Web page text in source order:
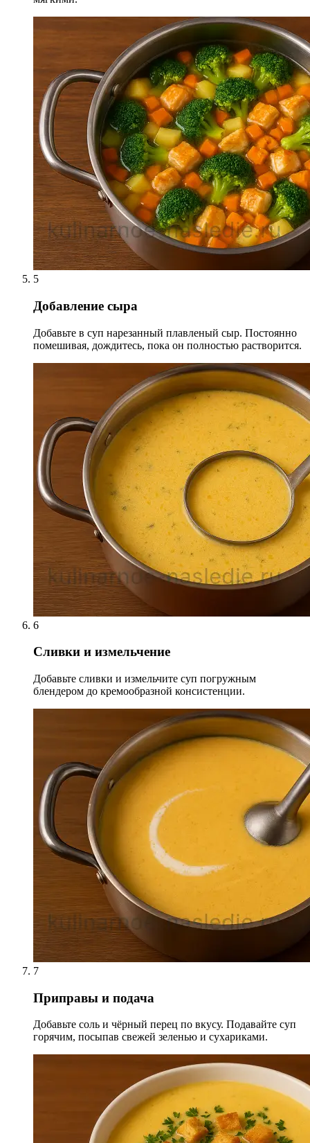
5
Добавление сыра
Добавьте в суп нарезанный плавленый сыр. Постоянно
помешивая, дождитесь, пока он полностью растворится.
6
Сливки и измельчение
Добавьте сливки и измельчите суп погружным
блендером до кремообразной консистенции.
7
Приправы и подача
Добавьте соль и чёрный перец по вкусу. Подавайте суп
горячим, посыпав свежей зеленью и сухариками.